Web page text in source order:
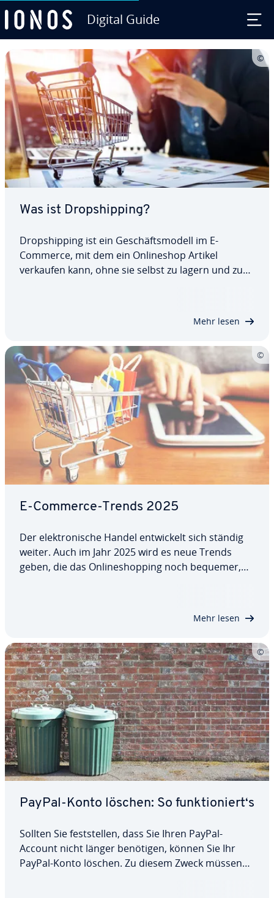
Digital Guide
Was ist Drop­ship­ping?
Drop­ship­ping ist ein Ge­schäfts­mo­dell im E-
Commerce, mit dem ein On­line­shop Artikel
verkaufen kann, ohne sie selbst zu lagern und zu
Mehr lesen
E-Commerce-Trends 2025
Der elek­tro­ni­sche Handel ent­wi­ckelt sich ständig
weiter. Auch im Jahr 2025 wird es neue Trends
geben, die das On­line­shop­ping noch bequemer,
Mehr lesen
PayPal-Konto löschen: So funk­tio­niert‘s
Sollten Sie fest­stel­len, dass Sie Ihren PayPal-
Account nicht länger benötigen, können Sie Ihr
PayPal-Konto löschen. Zu diesem Zweck müssen